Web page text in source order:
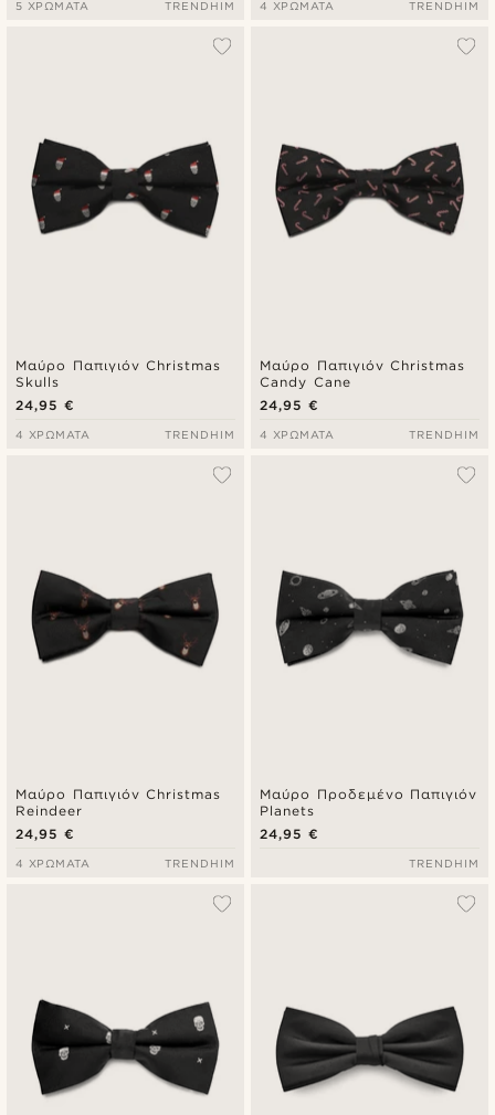
5 ΧΡΏΜΑΤΑ TRENDHIM 4 ΧΡΏΜΑΤΑ TRENDHIM
Μαύρο Παπιγιόν Christmas
Skulls
24,95 €
4 ΧΡΏΜΑΤΑ TRENDHIM
Μαύρο Παπιγιόν Christmas
Candy Cane
24,95 €
4 ΧΡΏΜΑΤΑ TRENDHIM
Μαύρο Παπιγιόν Christmas
Reindeer
24,95 €
4 ΧΡΏΜΑΤΑ TRENDHIM
Μαύρο Προδεμένο Παπιγιόν
Planets
24,95 €
TRENDHIM